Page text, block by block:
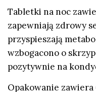
Tabletki na noc
zapewniają zdrowy
przyspieszają
wzbogacono o
pozytywnie na
Opakowanie